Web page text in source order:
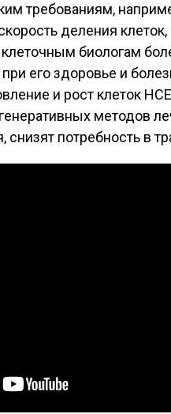
требованиям,
деления
клеточным биологам
его здоровье и
и рост клеток
методов
снизят потребность в